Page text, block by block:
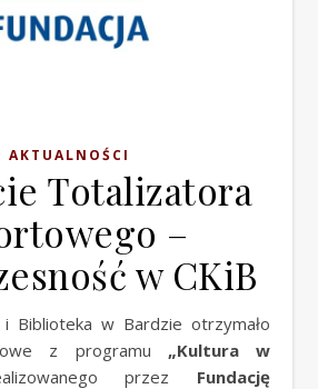
AKTUALNOŚCI
Totalizatora
–
w CKiB
z programu „Kultura w
przez Fundację